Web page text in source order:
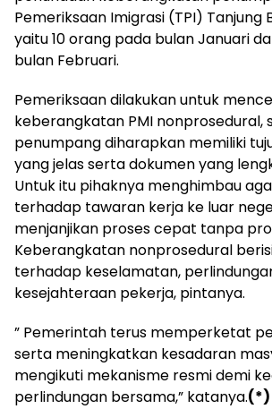
Pemeriksaan Imigrasi (TPI) Tanjung
yaitu 10 orang pada bulan Januari
bulan Februari.
Pemeriksaan dilakukan untuk
keberangkatan PMI nonprosedural,
penumpang diharapkan memiliki
yang jelas serta dokumen yang
Untuk itu pihaknya menghimbau
terhadap tawaran kerja ke luar
menjanjikan proses cepat tanpa
Keberangkatan nonprosedural
terhadap keselamatan,
kesejahteraan pekerja, pintanya.
” Pemerintah terus memperketat
serta meningkatkan kesadaran
mengikuti mekanisme resmi demi
perlindungan bersama,” katanya.(*)